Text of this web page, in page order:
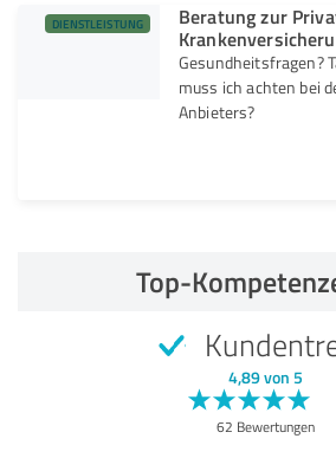
DIENSTLEISTUNG
Beratung zur
Gesundheitsfragen?
muss ich achten bei
Anbieters?
Top-
4,89 von 5
62 Bewertungen